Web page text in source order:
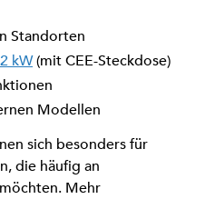
Standorten
kW(mit CEE-Steckdose)
Modellen
sich besonders für
die häufig an
Mehr